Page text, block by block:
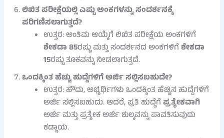
ಲಿಖಿತ ಪರೀಕ್ಷೆಯಲ್ಲಿ ಎಷ್ಟು ಅಂಕಗಳನ್ನು ಸಂದರ್ಶನಕ್ಕೆ
ಪರಿಗಣಿಸಲಾಗುತ್ತದೆ?
ಉತ್ತರ: ಅಂತಿಮ ಆಯ್ಕೆಗೆ ಲಿಖಿತ ಪರೀಕ್ಷೆಯ ಅಂಕಗಳಿಗೆ
ಶೇಕಡಾ 85ರಷ್ಟು ಮತ್ತು ಸಂದರ್ಶನದ ಅಂಕಗಳಿಗೆಶೇಕಡಾ
15ರಷ್ಟು ತೂಕವನ್ನು ನೀಡಲಾಗುತ್ತದೆ.
ಒಂದಕ್ಕಿಂತ ಹೆಚ್ಚು ಹುದ್ದೆಗಳಿಗೆ ಅರ್ಜಿ ಸಲ್ಲಿಸಬಹುದೇ?
ಉತ್ತರ: ಹೌದು, ಅಭ್ಯರ್ಥಿಗಳು ಒಂದಕ್ಕಿಂತ ಹೆಚ್ಚಿನ ಹುದ್ದೆಗಳಿಗೆ
ಅರ್ಜಿ ಸಲ್ಲಿಸಬಹುದು. ಆದರೆ, ಪ್ರತಿ ಹುದ್ದೆಗೆಪ್ರತ್ಯೇಕವಾಗಿ
ಅರ್ಜಿ ಮತ್ತು ಪ್ರತ್ಯೇಕ ಅರ್ಜಿ ಶುಲ್ಕವನ್ನು ಪಾವತಿಸುವುದು
ಕಡ್ಡಾಯ.